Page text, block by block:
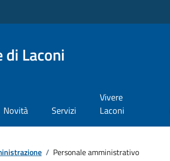
di Laconi
Novità Servizi
Vivere
Laconi
/ Personale amministrativo